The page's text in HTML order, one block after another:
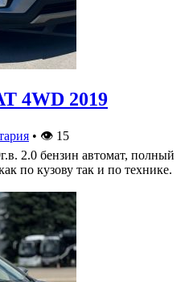
4WD 2019
• 👁 15
2.0 бензин автомат, полный
по кузову так и по технике.